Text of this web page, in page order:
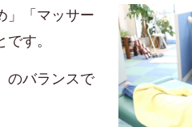
」「マッサー
す。
のバランスで